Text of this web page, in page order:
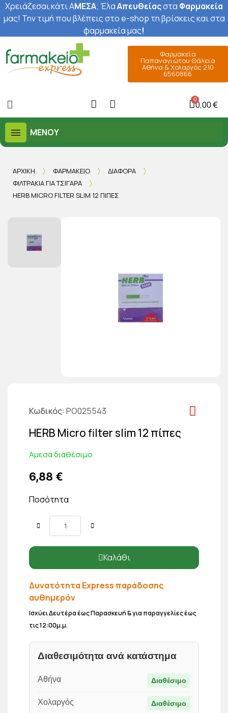
Χρειάζεσαι κάτι ΑΜΕΣΑ; ΈλαΑπευθείαςστα Φαρμακεία
μας! Την τιμή που βλέπεις στο e-shop τη βρίσκεις και στα
φαρμακεία μας!
Φαρμακεία
Παπαναγιώτου Θάλεια
Αθήνα & Χολαργός 210
6560866
0,00 €
ΜΕΝΟΎ
ΑΡΧΙΚΉ ΦΑΡΜΑΚΕΊΟ
ΔΙΆΦΟΡΑ
ΦΙΛΤΡΆΚΙΑ ΓΙΑ ΤΣΙΓΆΡΑ
HERB MICRO FILTER SLIM 12 ΠΊΠΕΣ
Κωδικός PO025543
HERB Micro filter slim 12 πίπες
Άμεσα διαθέσιμο
6,88 €
Ποσότητα
Καλάθι
Δυνατότητα Express παράδοσης
αυθημερόν
Ισχύει Δευτέρα έως Παρασκευή & για παραγγελίες έως
τις 12:00μ.μ.
Διαθεσιμότητα ανά κατάστημα
Αθήνα Διαθέσιμο
Χολαργός Διαθέσιμο